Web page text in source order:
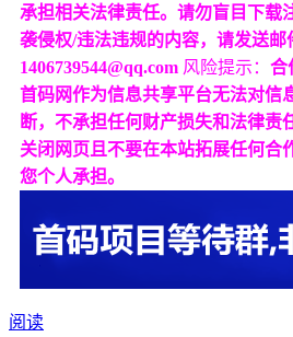
承担相关法律责任。请勿盲目下载
袭侵权/违法违规的内容，请发送邮
1406739544@qq.com 风险提示： 合
首码网作为信息共享平台无法对信
断，不承担任何财产损失和法律责
关闭网页且不要在本站拓展任何合
您个人承担。
阅读